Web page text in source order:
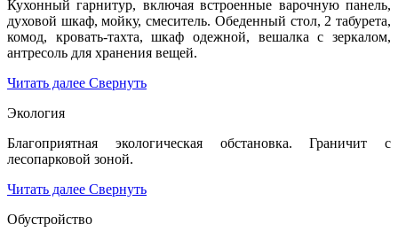
Кухонный гарнитур, включая встроенные варочную панель,
духовой шкаф, мойку, смеситель. Обеденный стол, 2 табурета,
комод, кровать-тахта, шкаф одежной, вешалка с зеркалом,
антресоль для хранения вещей.
Читать далее Свернуть
Экология
Благоприятная экологическая обстановка. Граничит с
лесопарковой зоной.
Читать далее Свернуть
Обустройство